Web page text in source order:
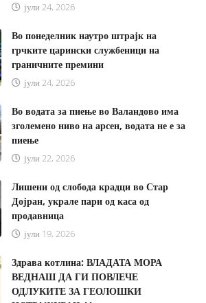
јули 24, 2026
Во понеделник наутро штрајк на
грчките царински службеници на
граничните премини
јули 24, 2026
Во водата за пиење во Валандово има
зголемено ниво на арсен, водата не е за
пиење
јули 22, 2026
Лишени од слобода крадци во Стар
Дојран, украле пари од каса од
продавница
јули 19, 2026
Здрава котлина: ВЛАДАТА МОРА
ВЕДНАШ ДА ГИ ПОВЛЕЧЕ
ОДЛУКИТЕ ЗА ГЕОЛОШКИ